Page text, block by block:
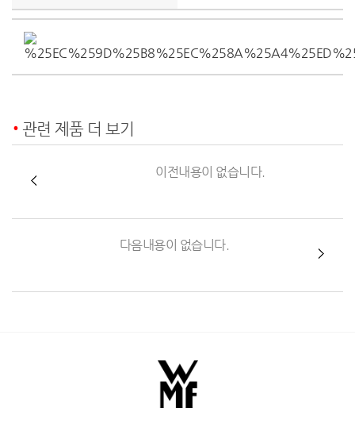
관련 제품 더 보기
이전내용이 없습니다.
다음내용이 없습니다.